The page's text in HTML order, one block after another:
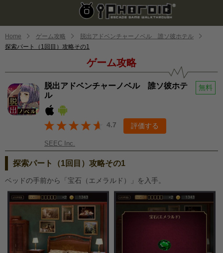
Mute
Home ゲーム攻略
脱出アドベンチャーノベル 誰ソ彼ホテル
探索パート（1回目）攻略その1
ゲーム攻略
脱出アドベンチャーノベル 誰ソ彼ホテ
ル
無料
4.7 評価する
SEEC Inc.
探索パート（1回目）攻略その1
ベッドの手前から「宝石（エメラルド）」を入手。